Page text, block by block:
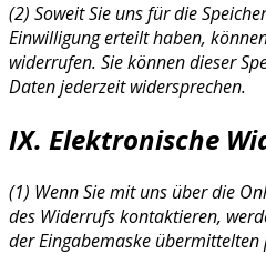
(2) Soweit Sie uns für die
Einwilligung erteilt haben,
widerrufen. Sie können dieser
Daten jederzeit widersprechen.
IX. Elektronische
(1) Wenn Sie mit uns über die
des Widerrufs kontaktieren,
der Eingabemaske